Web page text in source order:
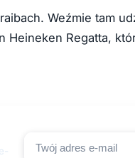
Weźmie tam
Heineken Regatta,